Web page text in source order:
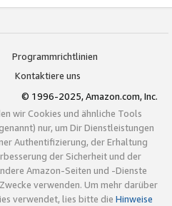
Programmrichtlinien
Kontaktiere uns
© 1996-2025, Amazon.com, Inc.
wir Cookies und ähnliche Tools
nur, um Dir Dienstleistungen
Authentifizierung, der Erhaltung
der Sicherheit und der
Amazon-Seiten und -Dienste
verwenden. Um mehr darüber
verwendet, lies bitte die Hinweise